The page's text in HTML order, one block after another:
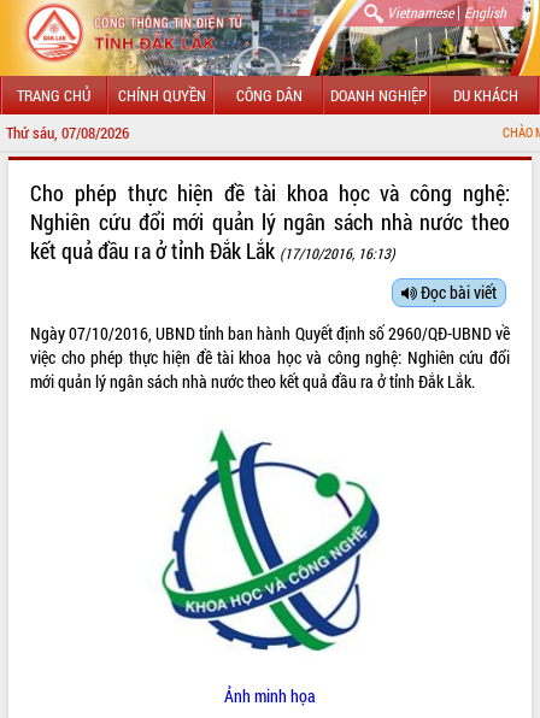
Vietnamese| English
TRANG CHỦ CHÍNH QUYỀN CÔNG DÂN DOANH NGHIỆP DU KHÁCH
Thứ sáu, 07/08/2026 CHÀO MỪNG
LÃNH ĐẠO UBND TỈNH
SỞ, BAN, NGÀNH
UBND CÁC XÃ, PHƯỜNG
Cho phép thực hiện đề tài khoa học và công nghệ:
Nghiên cứu đổi mới quản lý ngân sách nhà nước theo
kết quả đầu ra ở tỉnh Đắk Lắk (17/10/2016, 16:13)
Đọc bài viết
Ngày 07/10/2016, UBND tỉnh ban hành Quyết định số 2960/QĐ-UBND về
việc cho phép thực hiện đề tài khoa học và công nghệ: Nghiên cứu đổi
mới quản lý ngân sách nhà nước theo kết quả đầu ra ở tỉnh Đắk Lắk.
Ảnh minh họa